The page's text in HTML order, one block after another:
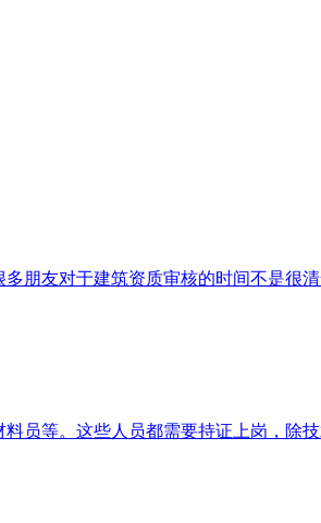
朋友对于建筑资质审核的时间不是很
员等。这些人员都需要持证上岗，除